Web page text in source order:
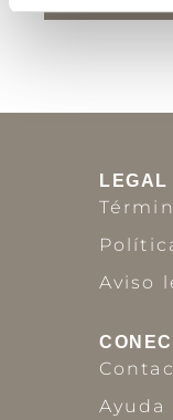
LEGAL
Aviso
Ayuda